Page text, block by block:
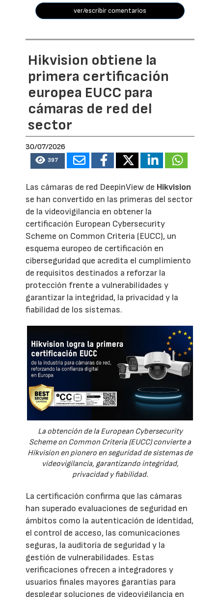
ver/escribir comentarios
Hikvision obtiene la
primera certificación
europea EUCC para
cámaras de red del
sector
30/07/2026
397
Las cámaras de red DeepinView de Hikvision
se han convertido en las primeras del sector
de la videovigilancia en obtener la
certificación European Cybersecurity
Scheme on Common Criteria (EUCC), un
esquema europeo de certificación en
ciberseguridad que acredita el cumplimiento
de requisitos destinados a reforzar la
protección frente a vulnerabilidades y
garantizar la integridad, la privacidad y la
fiabilidad de los sistemas.
La obtención de la European Cybersecurity
Scheme on Common Criteria (EUCC) convierte a
Hikvision en pionero en seguridad de sistemas de
videovigilancia, garantizando integridad,
privacidad y fiabilidad.
La certificación confirma que las cámaras
han superado evaluaciones de seguridad en
ámbitos como la autenticación de identidad,
el control de acceso, las comunicaciones
seguras, la auditoría de seguridad y la
gestión de vulnerabilidades. Estas
verificaciones ofrecen a integradores y
usuarios finales mayores garantías para
desplegar soluciones de videovigilancia en